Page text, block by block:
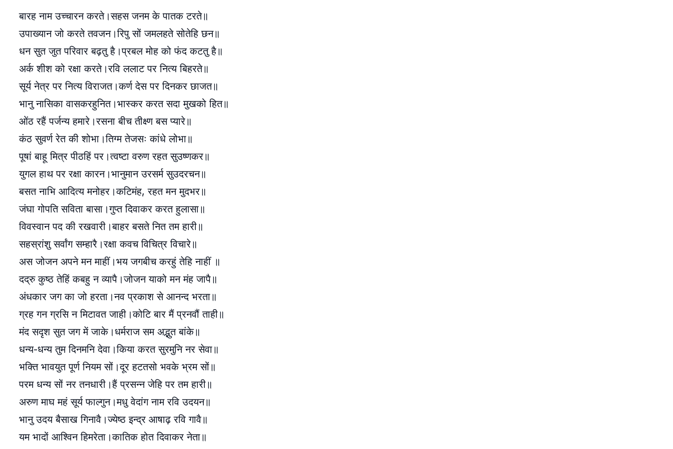
बारह नाम उच्चारन करते।सहस जनम के पातक टरते॥
उपाख्यान जो करते तवजन।रिपु सों जमलहते सोतेहि छन॥
धन सुत जुत परिवार बढ़तु है।प्रबल मोह को फंद कटतु है॥
अर्क शीश को रक्षा करते।रवि ललाट पर नित्य बिहरते॥
सूर्य नेत्र पर नित्य विराजत।कर्ण देस पर दिनकर छाजत॥
भानु नासिका वासकरहुनित।भास्कर करत सदा मुखको हित॥
ओंठ रहैं पर्जन्य हमारे।रसना बीच तीक्ष्ण बस प्यारे॥
कंठ सुवर्ण रेत की शोभा।तिग्म तेजसः कांधे लोभा॥
पूषां बाहू मित्र पीठहिं पर।त्वष्टा वरुण रहत सुउष्णकर॥
युगल हाथ पर रक्षा कारन।भानुमान उरसर्म सुउदरचन॥
बसत नाभि आदित्य मनोहर।कटिमंह, रहत मन मुदभर॥
जंघा गोपति सविता बासा।गुप्त दिवाकर करत हुलासा॥
विवस्वान पद की रखवारी।बाहर बसते नित तम हारी॥
सहस्रांशु सर्वांग सम्हारै।रक्षा कवच विचित्र विचारे॥
अस जोजन अपने मन माहीं।भय जगबीच करहुं तेहि नाहीं ॥
दद्रु कुष्ठ तेहिं कबहु न व्यापै।जोजन याको मन मंह जापै॥
अंधकार जग का जो हरता।नव प्रकाश से आनन्द भरता॥
ग्रह गन ग्रसि न मिटावत जाही।कोटि बार मैं प्रनवौं ताही॥
मंद सदृश सुत जग में जाके।धर्मराज सम अद्भुत बांके॥
धन्य-धन्य तुम दिनमनि देवा।किया करत सुरमुनि नर सेवा॥
भक्ति भावयुत पूर्ण नियम सों।दूर हटतसो भवके भ्रम सों॥
परम धन्य सों नर तनधारी।हैं प्रसन्न जेहि पर तम हारी॥
अरुण माघ महं सूर्य फाल्गुन।मधु वेदांग नाम रवि उदयन॥
भानु उदय बैसाख गिनावै।ज्येष्ठ इन्द्र आषाढ़ रवि गावै॥
यम भादों आश्विन हिमरेता।कातिक होत दिवाकर नेता॥